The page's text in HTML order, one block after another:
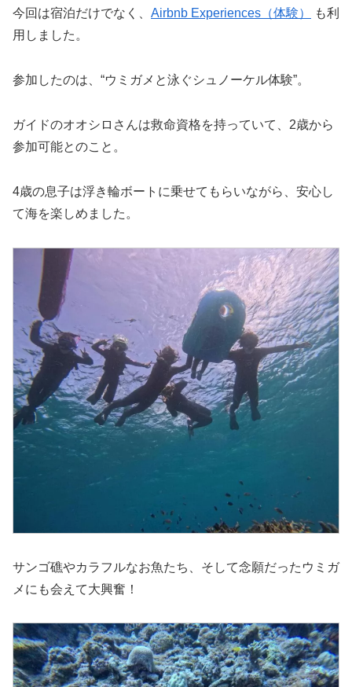
今回は宿泊だけでなく、 Airbnb Experiences（体験）
も利
用しました。
参加したのは、“ウミガメと泳ぐシュノーケル体験”。
ガイドのオオシロさんは救命資格を持っていて、2歳から
参加可能とのこと。
4歳の息子は浮き輪ボートに乗せてもらいながら、安心し
て海を楽しめました。
サンゴ礁やカラフルなお魚たち、そして念願だったウミガ
メにも会えて大興奮！